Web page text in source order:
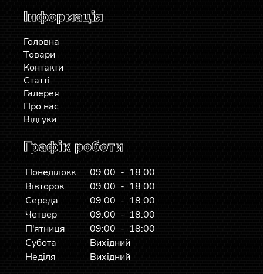
Інформація
Головна
Товари
Контакти
Статті
Галерея
Про нас
Відгуки
Графік роботи
Понеділокк
09:00 - 18:00
Вівторок
09:00 - 18:00
Середа
09:00 - 18:00
Четвер
09:00 - 18:00
П'ятниця
09:00 - 18:00
Субота
Вихідний
Неділя
Вихідний